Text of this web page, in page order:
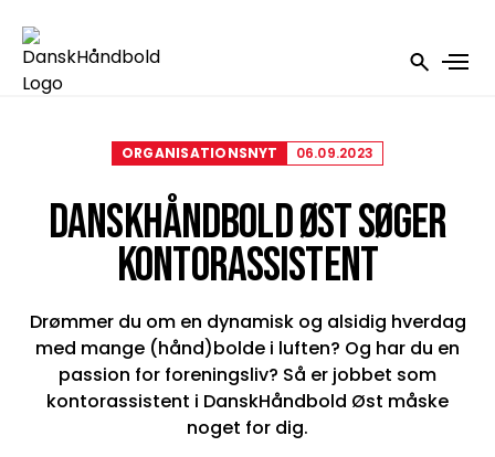
ORGANISATIONSNYT 06.09.2023
DANSKHÅNDBOLD ØST SØGER
KONTORASSISTENT
Drømmer du om en dynamisk og alsidig hverdag
med mange (hånd)bolde i luften? Og har du en
passion for foreningsliv? Så er jobbet som
kontorassistent i DanskHåndbold Øst måske
noget for dig.